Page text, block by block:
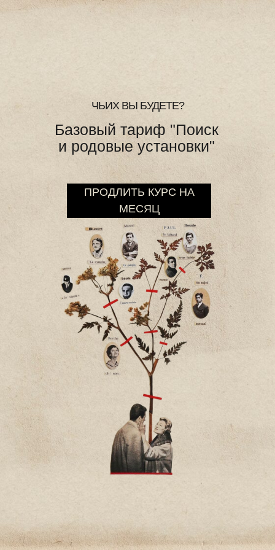
Базовый тариф "Поиск
и родовые установки"
ЧЬИХ ВЫ БУДЕТЕ?
ПРОДЛИТЬ КУРС НА
МЕСЯЦ